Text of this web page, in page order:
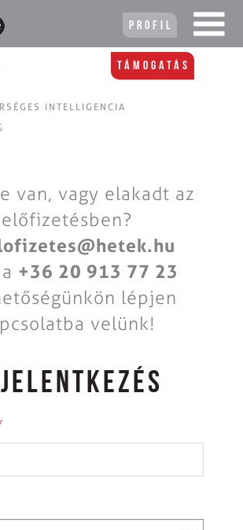
Profil
Támogatás
INTELLIGENCIA
van, vagy elakadt az
előfizetésben?
+36 20 913 77 23
lépjen
velünk!